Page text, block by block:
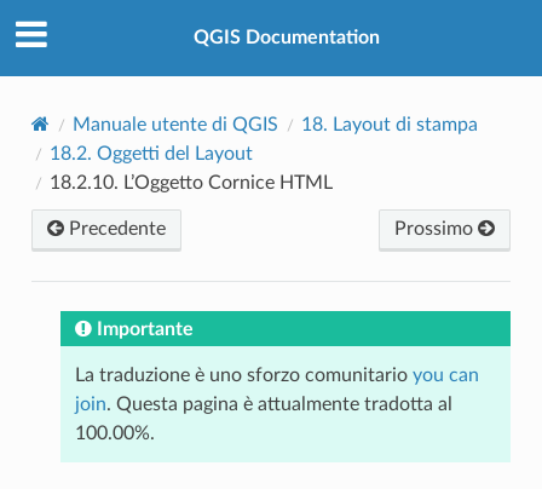
QGIS Documentation
Manuale utente di QGIS 18. Layout di stampa
18.2. Oggetti del Layout
18.2.10. L’Oggetto Cornice HTML
Precedente Prossimo
Importante
La traduzione è uno sforzo comunitario you can
join. Questa pagina è attualmente tradotta al
100.00%.